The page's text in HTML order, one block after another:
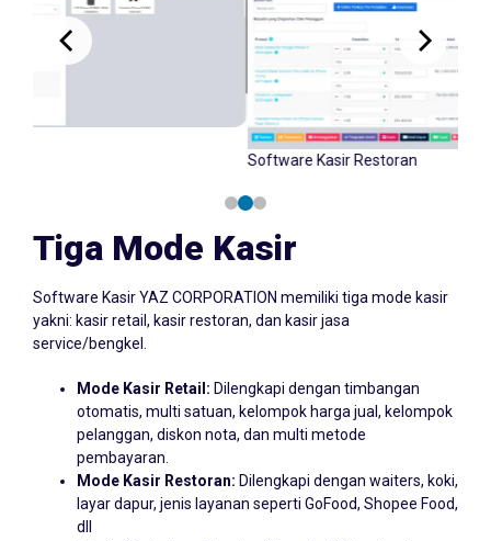
Tiga Mode Kasir
yakni: kasir retail, kasir restoran, dan kasir jasa
service/bengkel.
otomatis, multi satuan, kelompok harga jual, kelompok
pelanggan, diskon nota, dan multi metode
pembayaran.
Mode Kasir Restoran:
layar dapur, jenis layanan seperti GoFood, Shopee Food,
dll
Mode Kasir Jasa Service / Bengkel: